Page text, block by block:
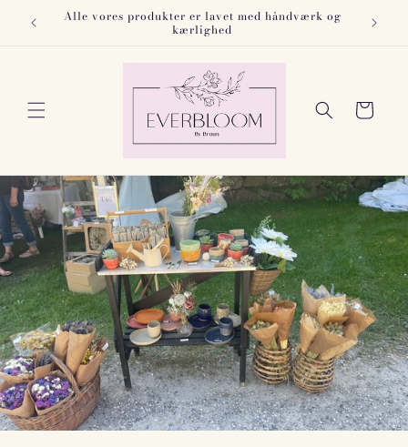
Gå til
indhold
Alle vores produkter er lavet med håndværk og
kærlighed
Indkøbskurv